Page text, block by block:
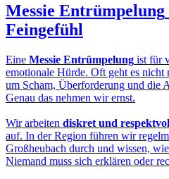
Messie Entrümpelung
Feingefühl
Eine Messie Entrümpelung ist für
emotionale Hürde. Oft geht es nicht
um Scham, Überforderung und die
Genau das nehmen wir ernst.
Wir arbeiten diskret und
auf. In der Region führen wir
Großheubach durch und wissen,
Niemand muss sich erklären oder